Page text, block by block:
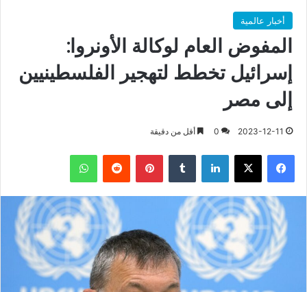
أخبار عالمية
المفوض العام لوكالة الأونروا:
إسرائيل تخطط لتهجير الفلسطينيين
إلى مصر
2023-12-11
0 أقل من دقيقة
فيسبوك X لينكدإن بينتيريست واتساب